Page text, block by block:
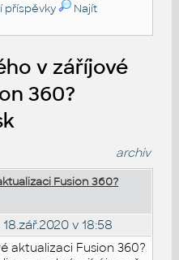
příspěvky
Najít
v záříjové
360?
archiv
Fusion 360?
18.zář.2020 v 18:58
aktualizaci Fusion 360?